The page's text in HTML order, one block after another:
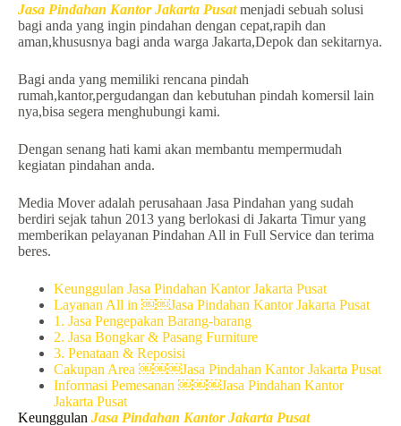
Jasa Pindahan Kantor Jakarta Pusatmenjadi sebuah solusi
bagi anda yang ingin pindahan dengan cepat,rapih dan
aman,khususnya bagi anda warga Jakarta,Depok dan sekitarnya.
Bagi anda yang memiliki rencana pindah
rumah,kantor,pergudangan dan kebutuhan pindah komersil lain
nya,bisa segera menghubungi kami.
Dengan senang hati kami akan membantu mempermudah
kegiatan pindahan anda.
Media Mover adalah perusahaan Jasa Pindahan yang sudah
berdiri sejak tahun 2013 yang berlokasi di Jakarta Timur yang
memberikan pelayanan Pindahan All in Full Service dan terima
beres.
Keunggulan Jasa Pindahan Kantor Jakarta Pusat
Layanan All in ￼￼Jasa Pindahan Kantor Jakarta Pusat
1. Jasa Pengepakan Barang-barang
2. Jasa Bongkar & Pasang Furniture
3. Penataan & Reposisi
Cakupan Area ￼￼￼Jasa Pindahan Kantor Jakarta Pusat
Informasi Pemesanan ￼￼￼Jasa Pindahan Kantor
Jakarta Pusat
Keunggulan Jasa Pindahan Kantor Jakarta Pusat